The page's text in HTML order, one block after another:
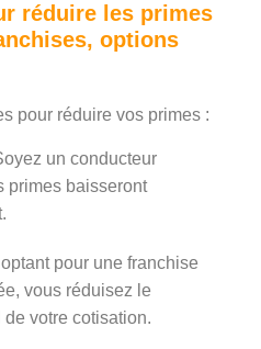
réduire les primes
options
pour réduire vos primes :
un conducteur
primes baisseront
pour une franchise
vous réduisez le
votre cotisation.